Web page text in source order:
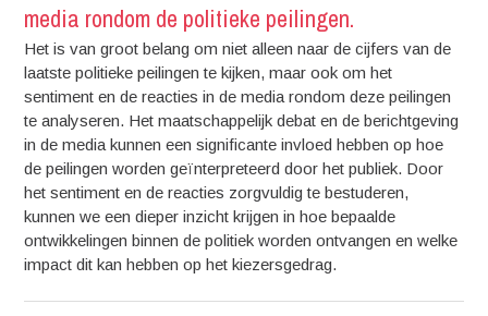
media rondom de politieke peilingen.
Het is van groot belang om niet alleen naar de cijfers van de
laatste politieke peilingen te kijken, maar ook om het
sentiment en de reacties in de media rondom deze peilingen
te analyseren. Het maatschappelijk debat en de berichtgeving
in de media kunnen een significante invloed hebben op hoe
de peilingen worden geïnterpreteerd door het publiek. Door
het sentiment en de reacties zorgvuldig te bestuderen,
kunnen we een dieper inzicht krijgen in hoe bepaalde
ontwikkelingen binnen de politiek worden ontvangen en welke
impact dit kan hebben op het kiezersgedrag.